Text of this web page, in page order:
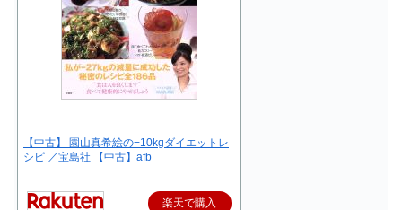
【中古】 園山真希絵の−10kgダイエットレ
シピ ／宝島社 【中古】afb
楽天で購入